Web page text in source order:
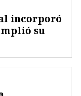
incorporó
su